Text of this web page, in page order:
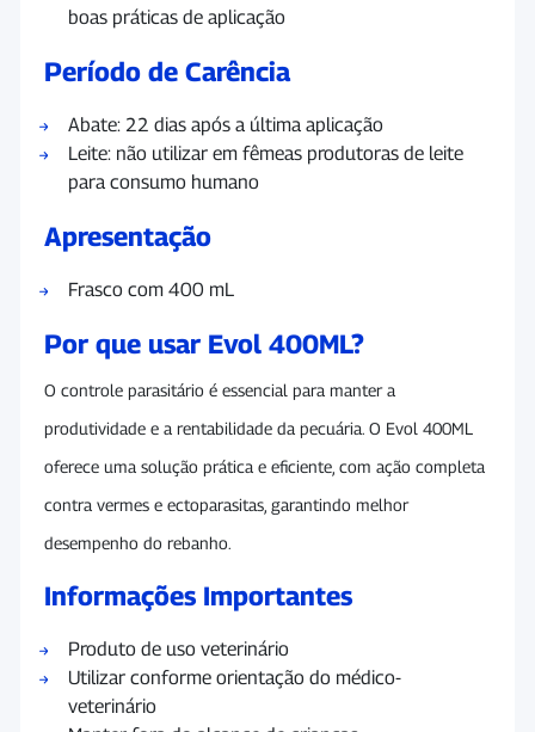
boas práticas de aplicação
Período de Carência
Abate: 22 dias após a última aplicação
Leite: não utilizar em fêmeas produtoras de leite
para consumo humano
Apresentação
Frasco com 400 mL
Por que usar Evol 400ML?
O controle parasitário é essencial para manter a
produtividade e a rentabilidade da pecuária. O Evol 400ML
oferece uma solução prática e eficiente, com ação completa
contra vermes e ectoparasitas, garantindo melhor
desempenho do rebanho.
Informações Importantes
Produto de uso veterinário
Utilizar conforme orientação do médico-
veterinário